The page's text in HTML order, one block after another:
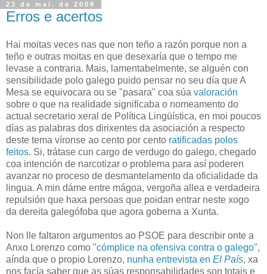
23 de mai. de 2009
Erros e acertos
Hai moitas veces nas que non teño a razón porque non a
teño e outras moitas en que desexaría que o tempo me
levase a contraria. Mais, lamentabelmente, se alguén con
sensibilidade polo galego puido pensar no seu día que A
Mesa se equivocara ou se "pasara" coa súa valoración
sobre o que na realidade significaba o nomeamento do
actual secretario xeral de Política Lingüística, en moi poucos
días as palabras dos dirixentes da asociación a respecto
deste tema víronse ao cento por cento ratificadas polos
feitos. Si, trátase cun cargo de verdugo do galego, chegado
coa intención de narcotizar o problema para así poderen
avanzar no proceso de desmantelamento da oficialidade da
lingua. A min dáme entre mágoa, vergoña allea e verdadeira
repulsión que haxa persoas que poidan entrar neste xogo
da dereita galegófoba que agora goberna a Xunta.
Non lle faltaron argumentos ao PSOE para describir onte a
Anxo Lorenzo como "cómplice na ofensiva contra o galego",
aínda que o propio Lorenzo, nunha entrevista en El País, xa
nos facía saber que as súas responsabilidades son totais e